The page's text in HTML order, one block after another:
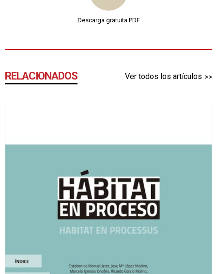
Descarga gratuita PDF
RELACIONADOS Ver todos los artículos